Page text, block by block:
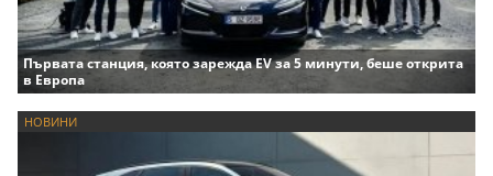
Първата станция, която зарежда EV за 5 минути, беше открита
в Европа
НОВИНИ